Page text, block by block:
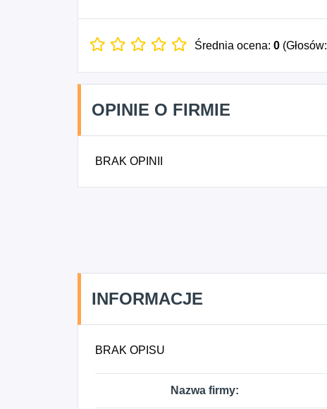
Średnia ocena: 0 (Głosów:
OPINIE O FIRMIE
BRAK OPINII
INFORMACJE
BRAK OPISU
Nazwa firmy: